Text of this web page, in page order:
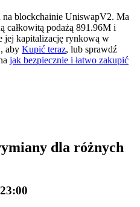
blockchainie UniswapV2. Ma
całkowitą podażą 891.96M i
jej kapitalizację rynkową w
aby Kupić teraz, lub sprawdź
jak bezpiecznie i łatwo zakupić
dla różnych